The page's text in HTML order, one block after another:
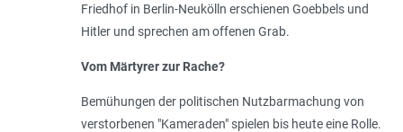
Friedhof in Berlin-Neukölln erschienen Goebbels und
Hitler und sprechen am offenen Grab.
Vom Märtyrer zur Rache?
Bemühungen der politischen Nutzbarmachung von
verstorbenen "Kameraden" spielen bis heute eine Rolle.